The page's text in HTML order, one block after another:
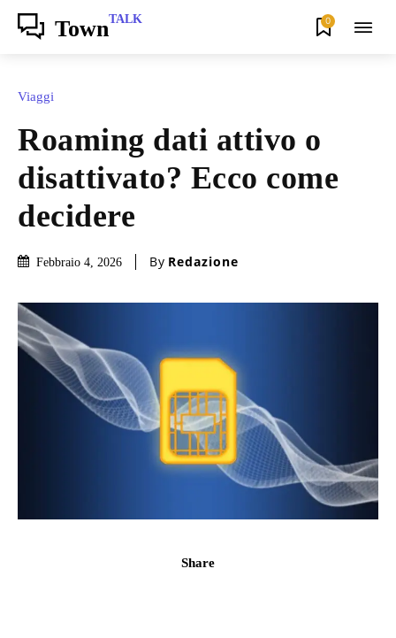
TownTALK 0
Viaggi
Roaming dati attivo o
disattivato? Ecco come
decidere
Febbraio 4, 2026 By Redazione
Share